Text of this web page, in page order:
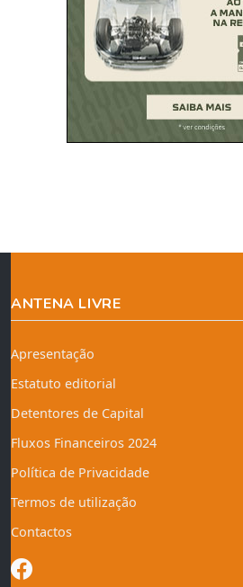
ANTENA LIVRE
Apresentação
Estatuto editorial
Detentores de Capital
Fluxos Financeiros 2024
Política de Privacidade
Termos de utilização
Contactos